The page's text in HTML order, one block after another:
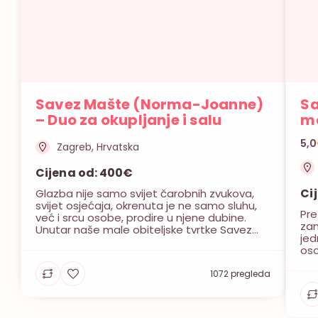
Savez Mašte (Norma-Joanne)
– Duo za okupljanje i salu
Zagreb, Hrvatska
Cijena od: 400€
Glazba nije samo svijet čarobnih zvukova,
svijet osjećaja, okrenuta je ne samo sluhu,
već i srcu osobe, prodire u njene dubine.
Unutar naše male obiteljske tvrtke Savez
školovane glazbenice, s dugogodišnjim
iskustvom u izvođenju duhovne glazbe
prilikom obreda u crkvi, svjetovne glazbe
1072 pregleda
5,0
će